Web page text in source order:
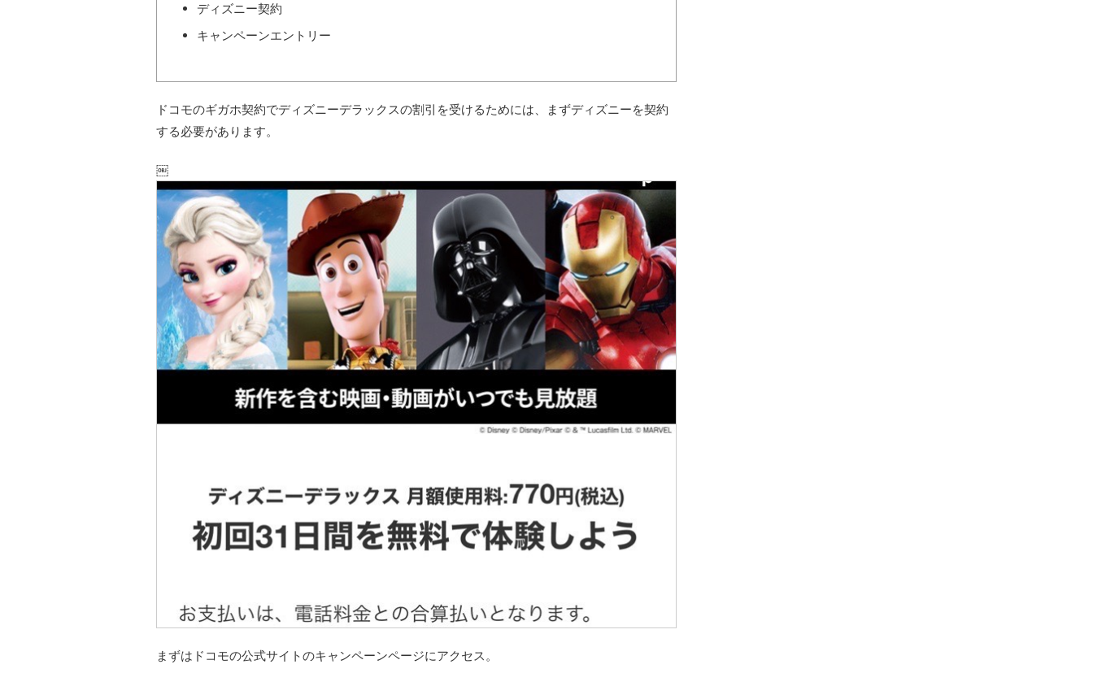
ディズニー契約
キャンペーンエントリー
ドコモのギガホ契約でディズニーデラックスの割引を受けるためには、まずディズニーを契約
する必要があります。
￼
まずはドコモの公式サイトのキャンペーンページにアクセス。